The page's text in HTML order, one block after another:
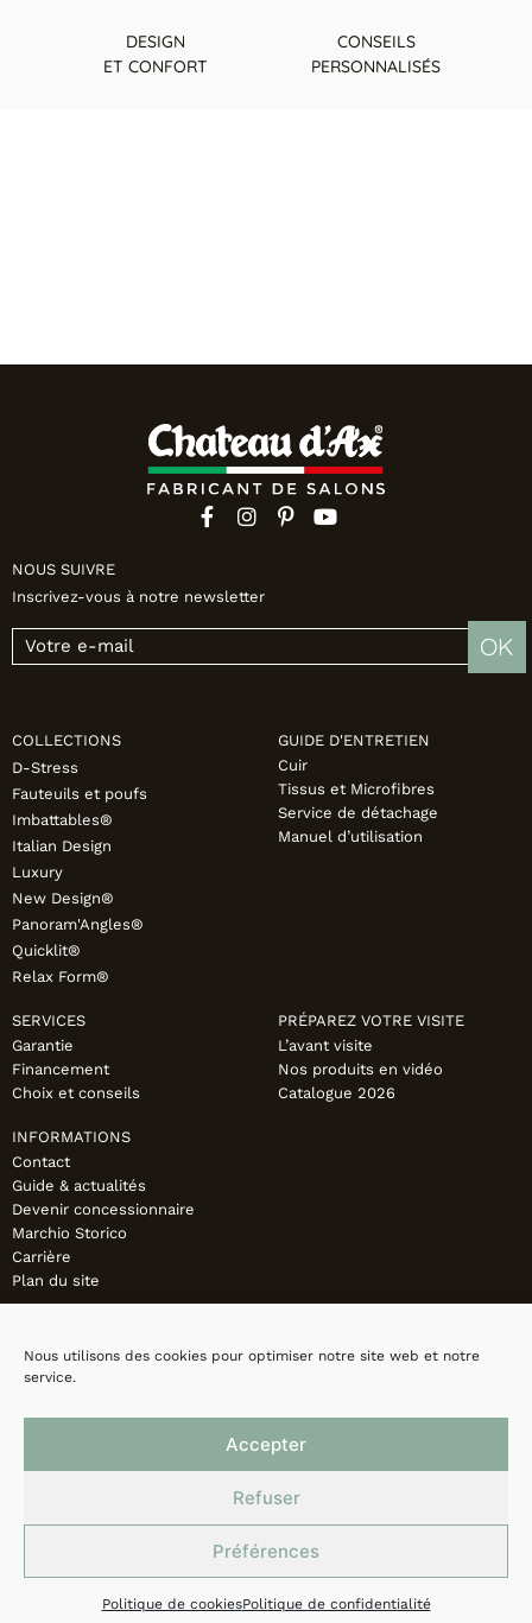
Nous utilisons des cookies pour optimiser notre site web et notre
service.
Accepter
Refuser
Préférences
Politique de cookiesPolitique de confidentialité
DESIGN
ET CONFORT
CONSEILS
PERSONNALISÉS
NOUS SUIVRE
Inscrivez-vous à notre newsletter
OK
COLLECTIONS
D-Stress
Fauteuils et poufs
Imbattables®
Italian Design
Luxury
New Design®
Panoram'Angles®
Quicklit®
Relax Form®
GUIDE D'ENTRETIEN
Cuir
Tissus et Microfibres
Service de détachage
Manuel d’utilisation
SERVICES
Garantie
Financement
Choix et conseils
PRÉPAREZ VOTRE VISITE
L’avant visite
Nos produits en vidéo
Catalogue 2026
INFORMATIONS
Contact
Guide & actualités
Devenir concessionnaire
Marchio Storico
Carrière
Plan du site